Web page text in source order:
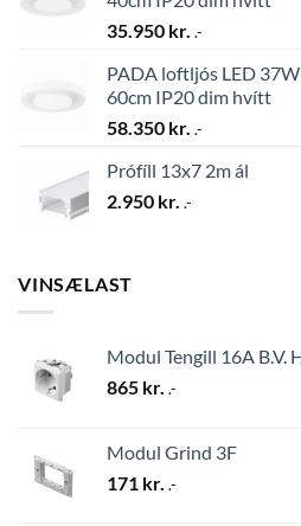
35.950 kr. .-
PADA loftljós LED
60cm IP20 dim hvítt
58.350 kr. .-
Prófíll 13x7 2m ál
2.950 kr. .-
VINSÆLAST
Modul Tengill 16A B.V.
865 kr. .-
Modul Grind 3F
171 kr. .-